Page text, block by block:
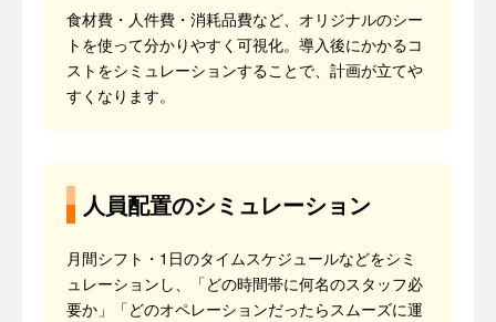
食材費・人件費・消耗品費など、オリジナルのシー
トを使って分かりやすく可視化。導入後にかかるコ
ストをシミュレーションすることで、計画が立てや
すくなります。
人員配置のシミュレーション
月間シフト・1日のタイムスケジュールなどをシミ
ュレーションし、「どの時間帯に何名のスタッフ必
要か」「どのオペレーションだったらスムーズに運